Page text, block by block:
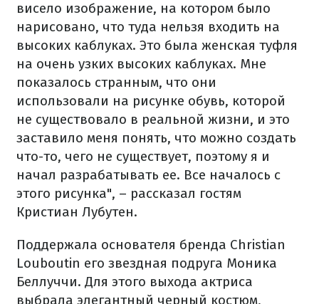
висело изображение, на котором было
нарисовано, что туда нельзя входить на
высоких каблуках. Это была женская туфля
на очень узких высоких каблуках. Мне
показалось странным, что они
использовали на рисунке обувь, которой
не существовало в реальной жизни, и это
заставило меня понять, что можно создать
что-то, чего не существует, поэтому я и
начал разрабатывать ее. Все началось с
этого рисунка", – рассказал гостям
Кристиан Лубутен.
Поддержала основателя бренда Christian
Louboutin его звездная подруга Моника
Беллуччи. Для этого выхода актриса
выбрала элегантный черный костюм,